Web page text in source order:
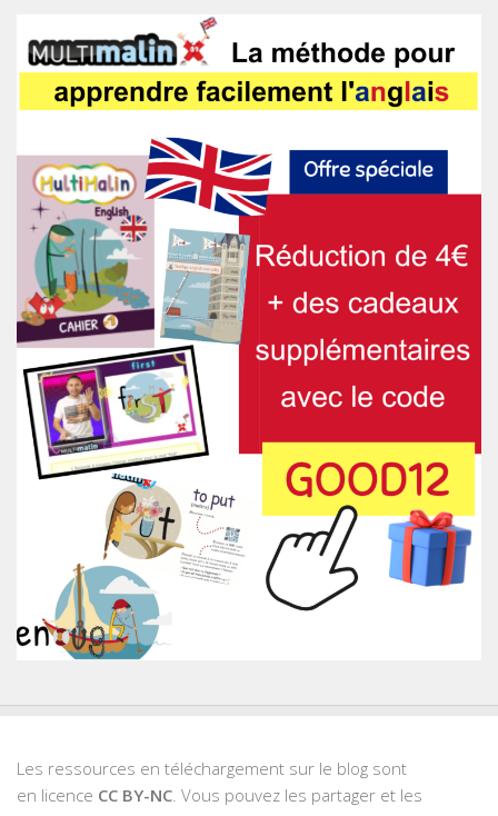
Les ressources en téléchargement sur le blog sont
en licence CC BY-NC. Vous pouvez les partager et les